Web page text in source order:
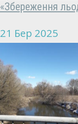
«Збереження
21 Бер 2025